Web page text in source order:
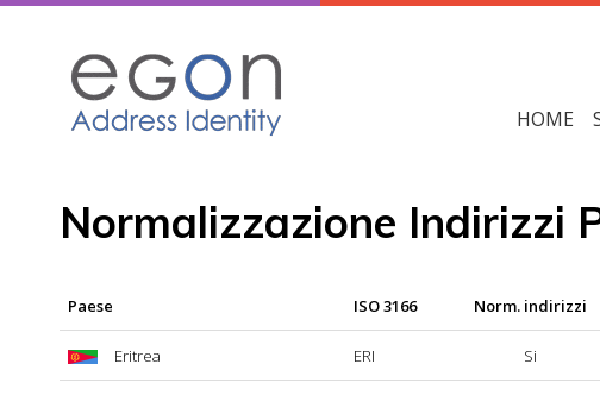
HOME
Normalizzazione Indirizzi
Paese ISO 3166 Norm. indirizzi
Eritrea ERI Si